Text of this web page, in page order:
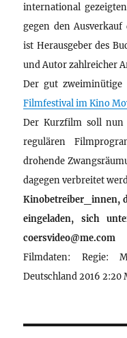
international
gegen den
ist Herausgeber des
und Autor zahlreicher
Der gut zweiminütige
Filmfestival im Kino
Der Kurzfilm soll
regulären
drohende
dagegen verbreitet
Kinobetreiber_innen,
eingeladen, sich
coersvideo@me.com
Filmdaten: Regie:
Deutschland 2016 2:20